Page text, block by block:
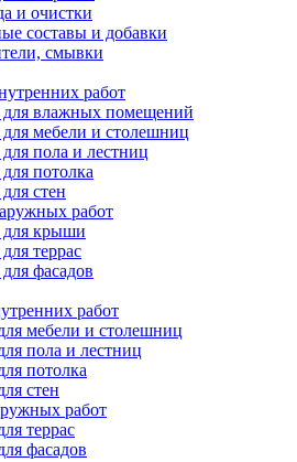
и очистки
составы и добавки
смывки
работ
для влажных помещений
мебели и столешниц
пола и лестниц
потолка
стен
работ
для крыши
террас
фасадов
работ
мебели и столешниц
пола и лестниц
потолка
стен
работ
террас
фасадов